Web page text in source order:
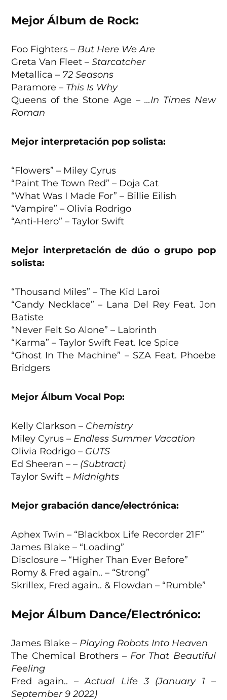
Mejor Álbum de Rock:
Foo Fighters – But Here We Are
Greta Van Fleet –Starcatcher
Metallica – 72 Seasons
Paramore – This Is Why
Queens of the Stone Age – …In Times New
Roman
Mejor interpretación pop solista:
“Flowers” – Miley Cyrus
“Paint The Town Red” – Doja Cat
“What Was I Made For” – Billie Eilish
“Vampire” – Olivia Rodrigo
“Anti-Hero” – Taylor Swift
Mejor interpretación de dúo o grupo pop
solista:
“Thousand Miles” – The Kid Laroi
“Candy Necklace” – Lana Del Rey Feat. Jon
Batiste
“Never Felt So Alone” – Labrinth
“Karma” – Taylor Swift Feat. Ice Spice
“Ghost In The Machine” – SZA Feat. Phoebe
Bridgers
Mejor Álbum Vocal Pop:
Kelly Clarkson – Chemistry
Miley Cyrus – Endless Summer Vacation
Olivia Rodrigo – GUTS
Ed Sheeran –– (Subtract)
Taylor Swift – Midnights
Mejor grabación dance/electrónica:
Aphex Twin – “Blackbox Life Recorder 21F”
James Blake – “Loading”
Disclosure – “Higher Than Ever Before”
Romy & Fred again.. – “Strong”
Skrillex, Fred again.. & Flowdan – “Rumble”
Mejor Álbum Dance/Electrónico:
James Blake – Playing Robots Into Heaven
The Chemical Brothers – For That Beautiful
Feeling
Fred again.. –Actual Life 3 (January 1 –
September 9 2022)